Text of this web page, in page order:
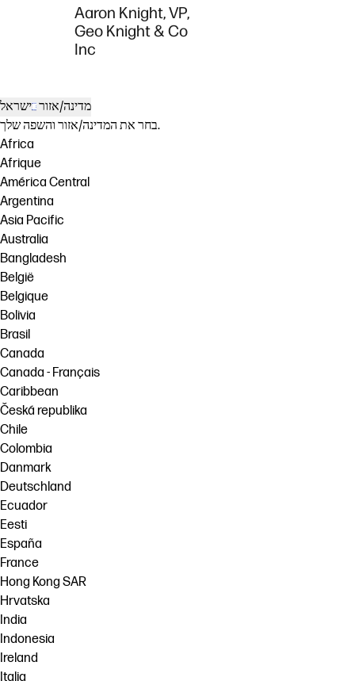
Aaron Knight, VP,
Geo Knight & Co
Inc
מדינה/אזור ישראל
בחר את המדינה/אזור והשפה שלך.
Africa
Afrique
América Central
Argentina
Asia Pacific
Australia
Bangladesh
België
Belgique
Bolivia
Brasil
Canada
Canada - Français
Caribbean
Česká republika
Chile
Colombia
Danmark
Deutschland
Ecuador
Eesti
España
France
Hong Kong SAR
Hrvatska
India
Indonesia
Ireland
Italia